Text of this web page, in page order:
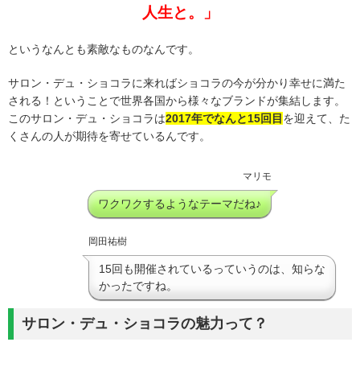
人生と。」
というなんとも素敵なものなんです。
サロン・デュ・ショコラに来ればショコラの今が分かり幸せに満た
される！ということで世界各国から様々なブランドが集結します。
このサロン・デュ・ショコラは2017年でなんと15回目 を迎えて、た
くさんの人が期待を寄せているんです。
マリモ
ワクワクするようなテーマだね♪
岡田祐樹
15回も開催されているっていうのは、知らな
かったですね。
サロン・デュ・ショコラの魅力って？